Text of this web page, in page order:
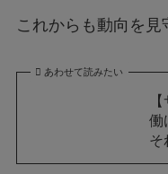
これからも動向を見
あわせて読みたい
働
そ